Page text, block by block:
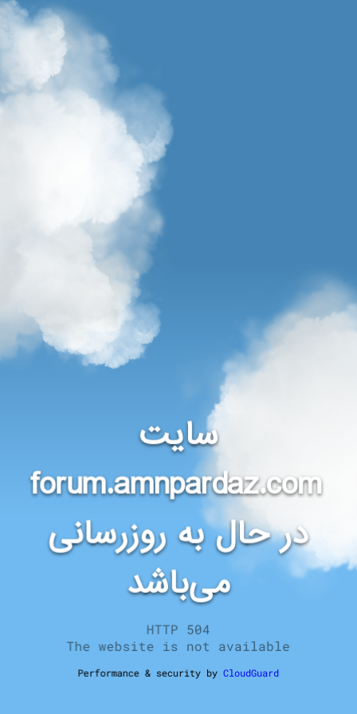
سایت
forum.amnpardaz.com
در حال به روزرسانی
می‌باشد
HTTP 504
The website is not available
Performance & security byCloudGuard